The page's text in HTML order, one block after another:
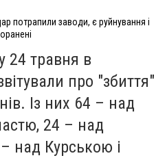
потрапили заводи, є руйнування і
24 травня в
про "збиття"
Із них 64 – над
24 – над
над Курською і